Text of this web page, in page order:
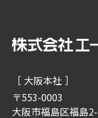
［ 大阪本社 ］
〒553-0003
大阪市福島区福島